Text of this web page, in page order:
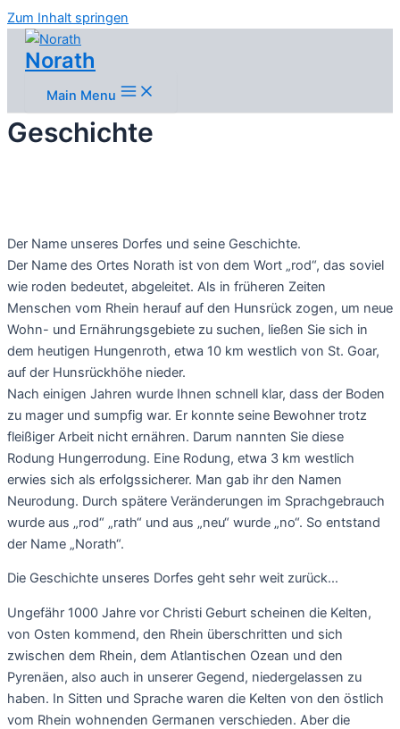
Zum Inhalt springen
Norath
Main Menu
Geschichte
Der Name unseres Dorfes und seine Geschichte.
Der Name des Ortes Norath ist von dem Wort „rod“, das soviel
wie roden bedeutet, abgeleitet. Als in früheren Zeiten
Menschen vom Rhein herauf auf den Hunsrück zogen, um neue
Wohn- und Ernährungsgebiete zu suchen, ließen Sie sich in
dem heutigen Hungenroth, etwa 10 km westlich von St. Goar,
auf der Hunsrückhöhe nieder.
Nach einigen Jahren wurde Ihnen schnell klar, dass der Boden
zu mager und sumpfig war. Er konnte seine Bewohner trotz
fleißiger Arbeit nicht ernähren. Darum nannten Sie diese
Rodung Hungerrodung. Eine Rodung, etwa 3 km westlich
erwies sich als erfolgssicherer. Man gab ihr den Namen
Neurodung. Durch spätere Veränderungen im Sprachgebrauch
wurde aus „rod“ „rath“ und aus „neu“ wurde „no“. So entstand
der Name „Norath“.
Die Geschichte unseres Dorfes geht sehr weit zurück…
Ungefähr 1000 Jahre vor Christi Geburt scheinen die Kelten,
von Osten kommend, den Rhein überschritten und sich
zwischen dem Rhein, dem Atlantischen Ozean und den
Pyrenäen, also auch in unserer Gegend, niedergelassen zu
haben. In Sitten und Sprache waren die Kelten von den östlich
vom Rhein wohnenden Germanen verschieden. Aber die